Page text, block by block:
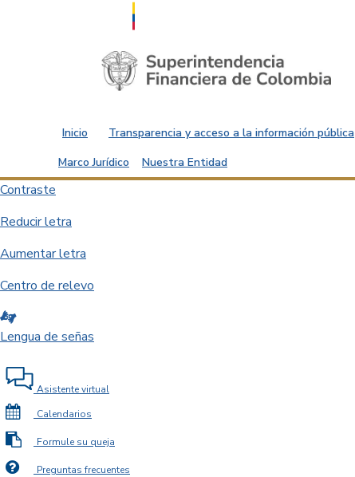
Saltar al contenido principal
Inicio Transparencia y acceso a la información pública
Marco Jurídico
Nuestra Entidad
Contraste
Reducir letra
Aumentar letra
Centro de relevo
Lengua de señas
Asistente virtual
Calendarios
Formule su queja
Preguntas frecuentes